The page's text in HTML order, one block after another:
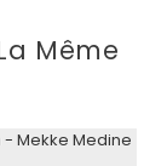
Même